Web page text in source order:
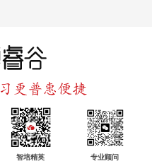
性保证。
流量控制、拥塞控制。
智培精英 专业顾问